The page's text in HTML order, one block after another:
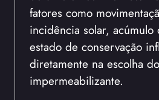
fatores como
incidência solar, acúmulo
estado de conservação
diretamente na escolha
impermeabilizante.